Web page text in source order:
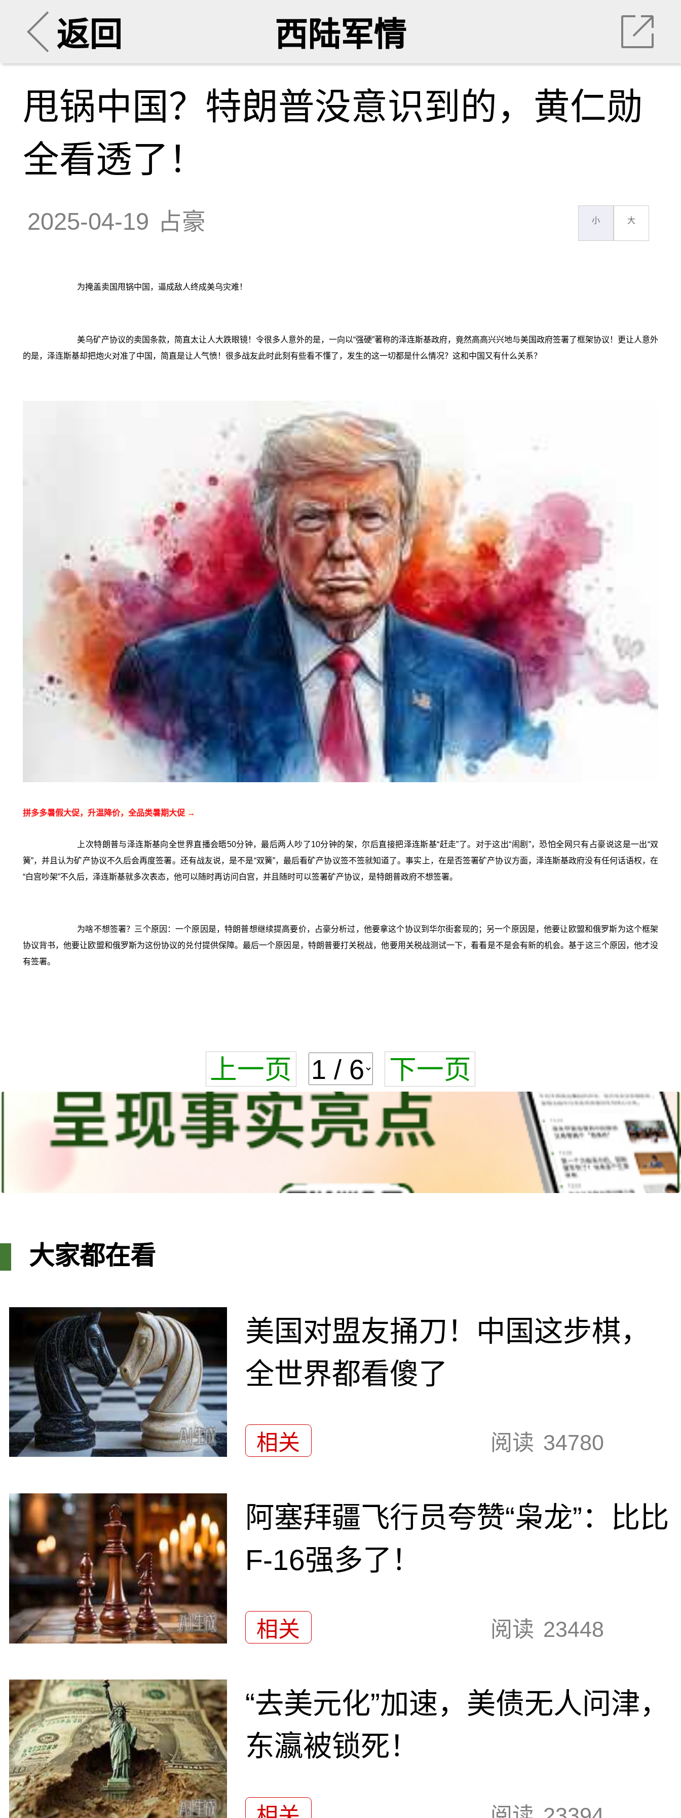
返回 西陆军情
甩锅中国？特朗普没意识到的，黄仁勋
全看透了！
2025-04-19 占豪 小 大
为掩盖卖国甩锅中国，逼成敌人终成美乌灾难！
美乌矿产协议的卖国条款，简直太让人大跌眼镜！令很多人意外的是，一向以“强硬”著称的泽连斯基政府，竟然高高兴兴地与美国政府签署了框架协议！更让人意外
的是，泽连斯基却把炮火对准了中国，简直是让人气愤！很多战友此时此刻有些看不懂了，发生的这一切都是什么情况？这和中国又有什么关系？
拼多多暑假大促，升温降价，全品类暑期大促 →
上次特朗普与泽连斯基向全世界直播会晤50分钟，最后两人吵了10分钟的架，尔后直接把泽连斯基“赶走”了。对于这出“闹剧”，恐怕全网只有占豪说这是一出“双
簧”，并且认为矿产协议不久后会再度签署。还有战友说，是不是“双簧”，最后看矿产协议签不签就知道了。事实上，在是否签署矿产协议方面，泽连斯基政府没有任何话语权，在
“白宫吵架”不久后，泽连斯基就多次表态，他可以随时再访问白宫，并且随时可以签署矿产协议，是特朗普政府不想签署。
为啥不想签署？三个原因：一个原因是，特朗普想继续提高要价，占豪分析过，他要拿这个协议到华尔街套现的；另一个原因是，他要让欧盟和俄罗斯为这个框架
协议背书，他要让欧盟和俄罗斯为这份协议的兑付提供保障。最后一个原因是，特朗普要打关税战，他要用关税战测试一下，看看是不是会有新的机会。基于这三个原因，他才没
有签署。
上一页 下一页
大家都在看
美国对盟友捅刀！中国这步棋，
全世界都看傻了
相关 阅读 34780
阿塞拜疆飞行员夸赞“枭龙”：比比
F-16强多了！
相关 阅读 23448
“去美元化”加速，美债无人问津，
东瀛被锁死！